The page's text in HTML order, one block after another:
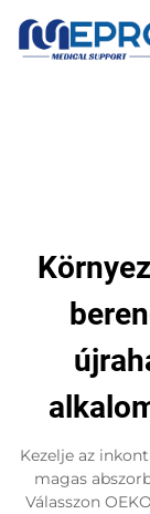
Kezelje az
magas
Válasszon